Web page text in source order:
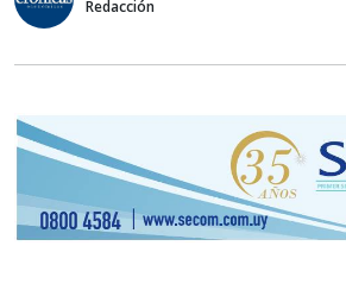
Redacción